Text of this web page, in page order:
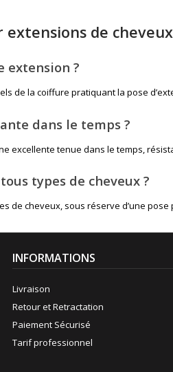
extensions de cheveux
extension ?
de la coiffure pratiquant la pose
dans le temps ?
excellente tenue dans le temps,
types de cheveux ?
de cheveux, sous réserve d’une
INFORMATIONS
Livraison
Retour et Retractation
Paiement Sécurisé
Tarif professionnel